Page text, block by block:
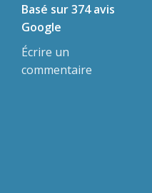
Basé sur 374 avis
Google
Écrire un
commentaire